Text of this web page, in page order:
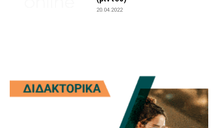
20.04.2022